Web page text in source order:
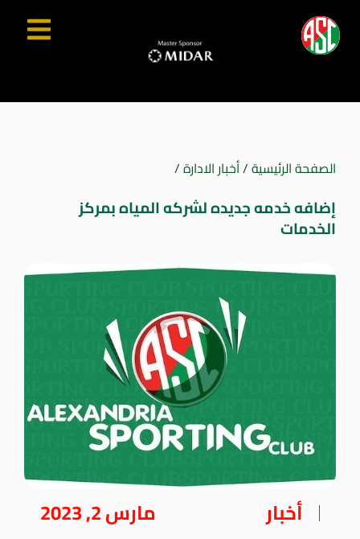
الصفحة الرئيسية/أخبار الادارة/
إضافه خدمه جديده لشركه المياه بمركز
الخدمات
أخبار مارس 2, 2023